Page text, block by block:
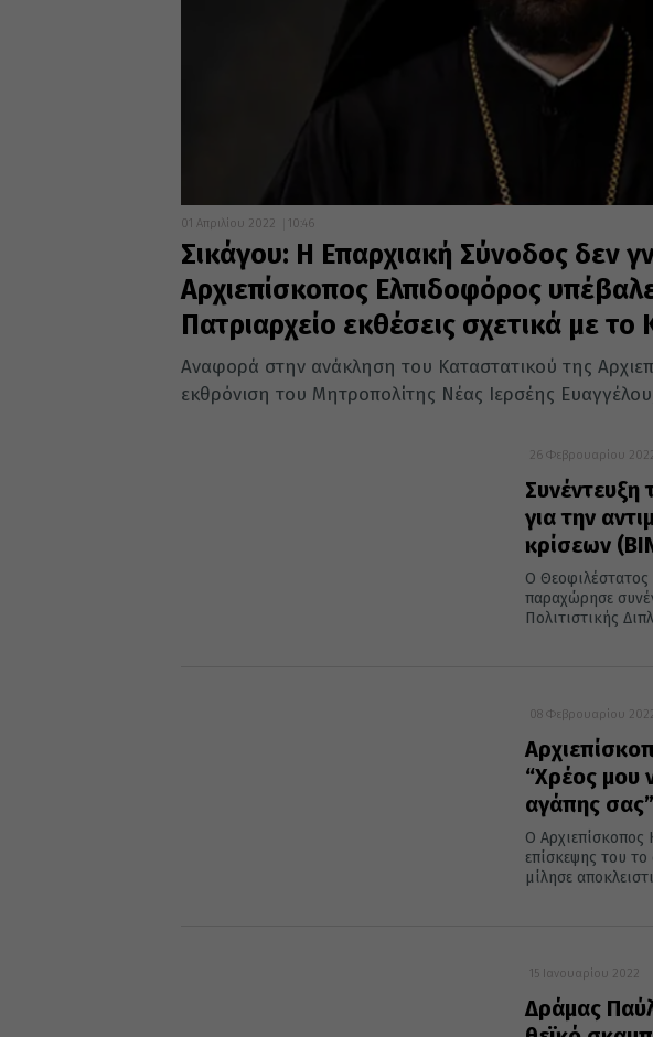
01 Απριλίου 2022 10:46
Σικάγου: Η Επαρχιακή Σύνοδος δεν
Αρχιεπίσκοπος Ελπιδοφόρος
Πατριαρχείο εκθέσεις σχετικά με το
Αναφορά στην ανάκληση του Καταστατικού της
εκθρόνιση του Μητροπολίτης Νέας Ιερσέης
26 Φεβρουαρίου
Συνέντευξη
για την
κρίσεων
Ο Θεοφιλέστατος
παραχώρησε
Πολιτιστικής
08 Φεβρουαρίου
“Χρέος μου
αγάπης
O
επίσκεψης του
μίλησε
15 Ιανουαρίου 2022
Δράμας